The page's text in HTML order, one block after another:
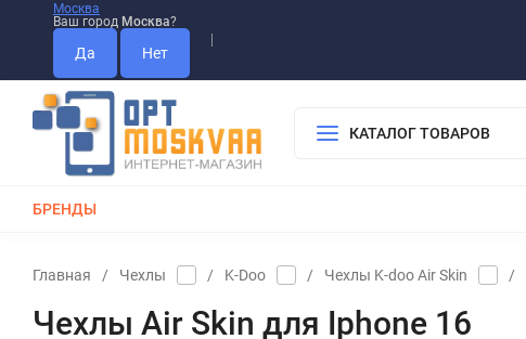
Москва
Ваш город Москва?
КАТАЛОГ ТОВАРОВ
БРЕНДЫ
Главная / Чехлы / K-Doo / Чехлы K-doo Air Skin /
Чехлы Air Skin для Iphone 16